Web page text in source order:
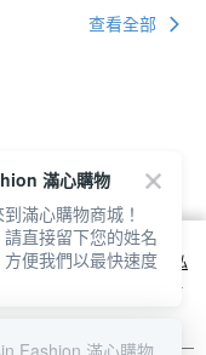
查看全部
方式之詳情，及若您不希
設定，請參閱本網站「
隱私
您同意本公司得按本網站使
滿心購物
滿心購物商城！
直接留下您的姓名
便我們以最快速度
Fashion 滿心購物